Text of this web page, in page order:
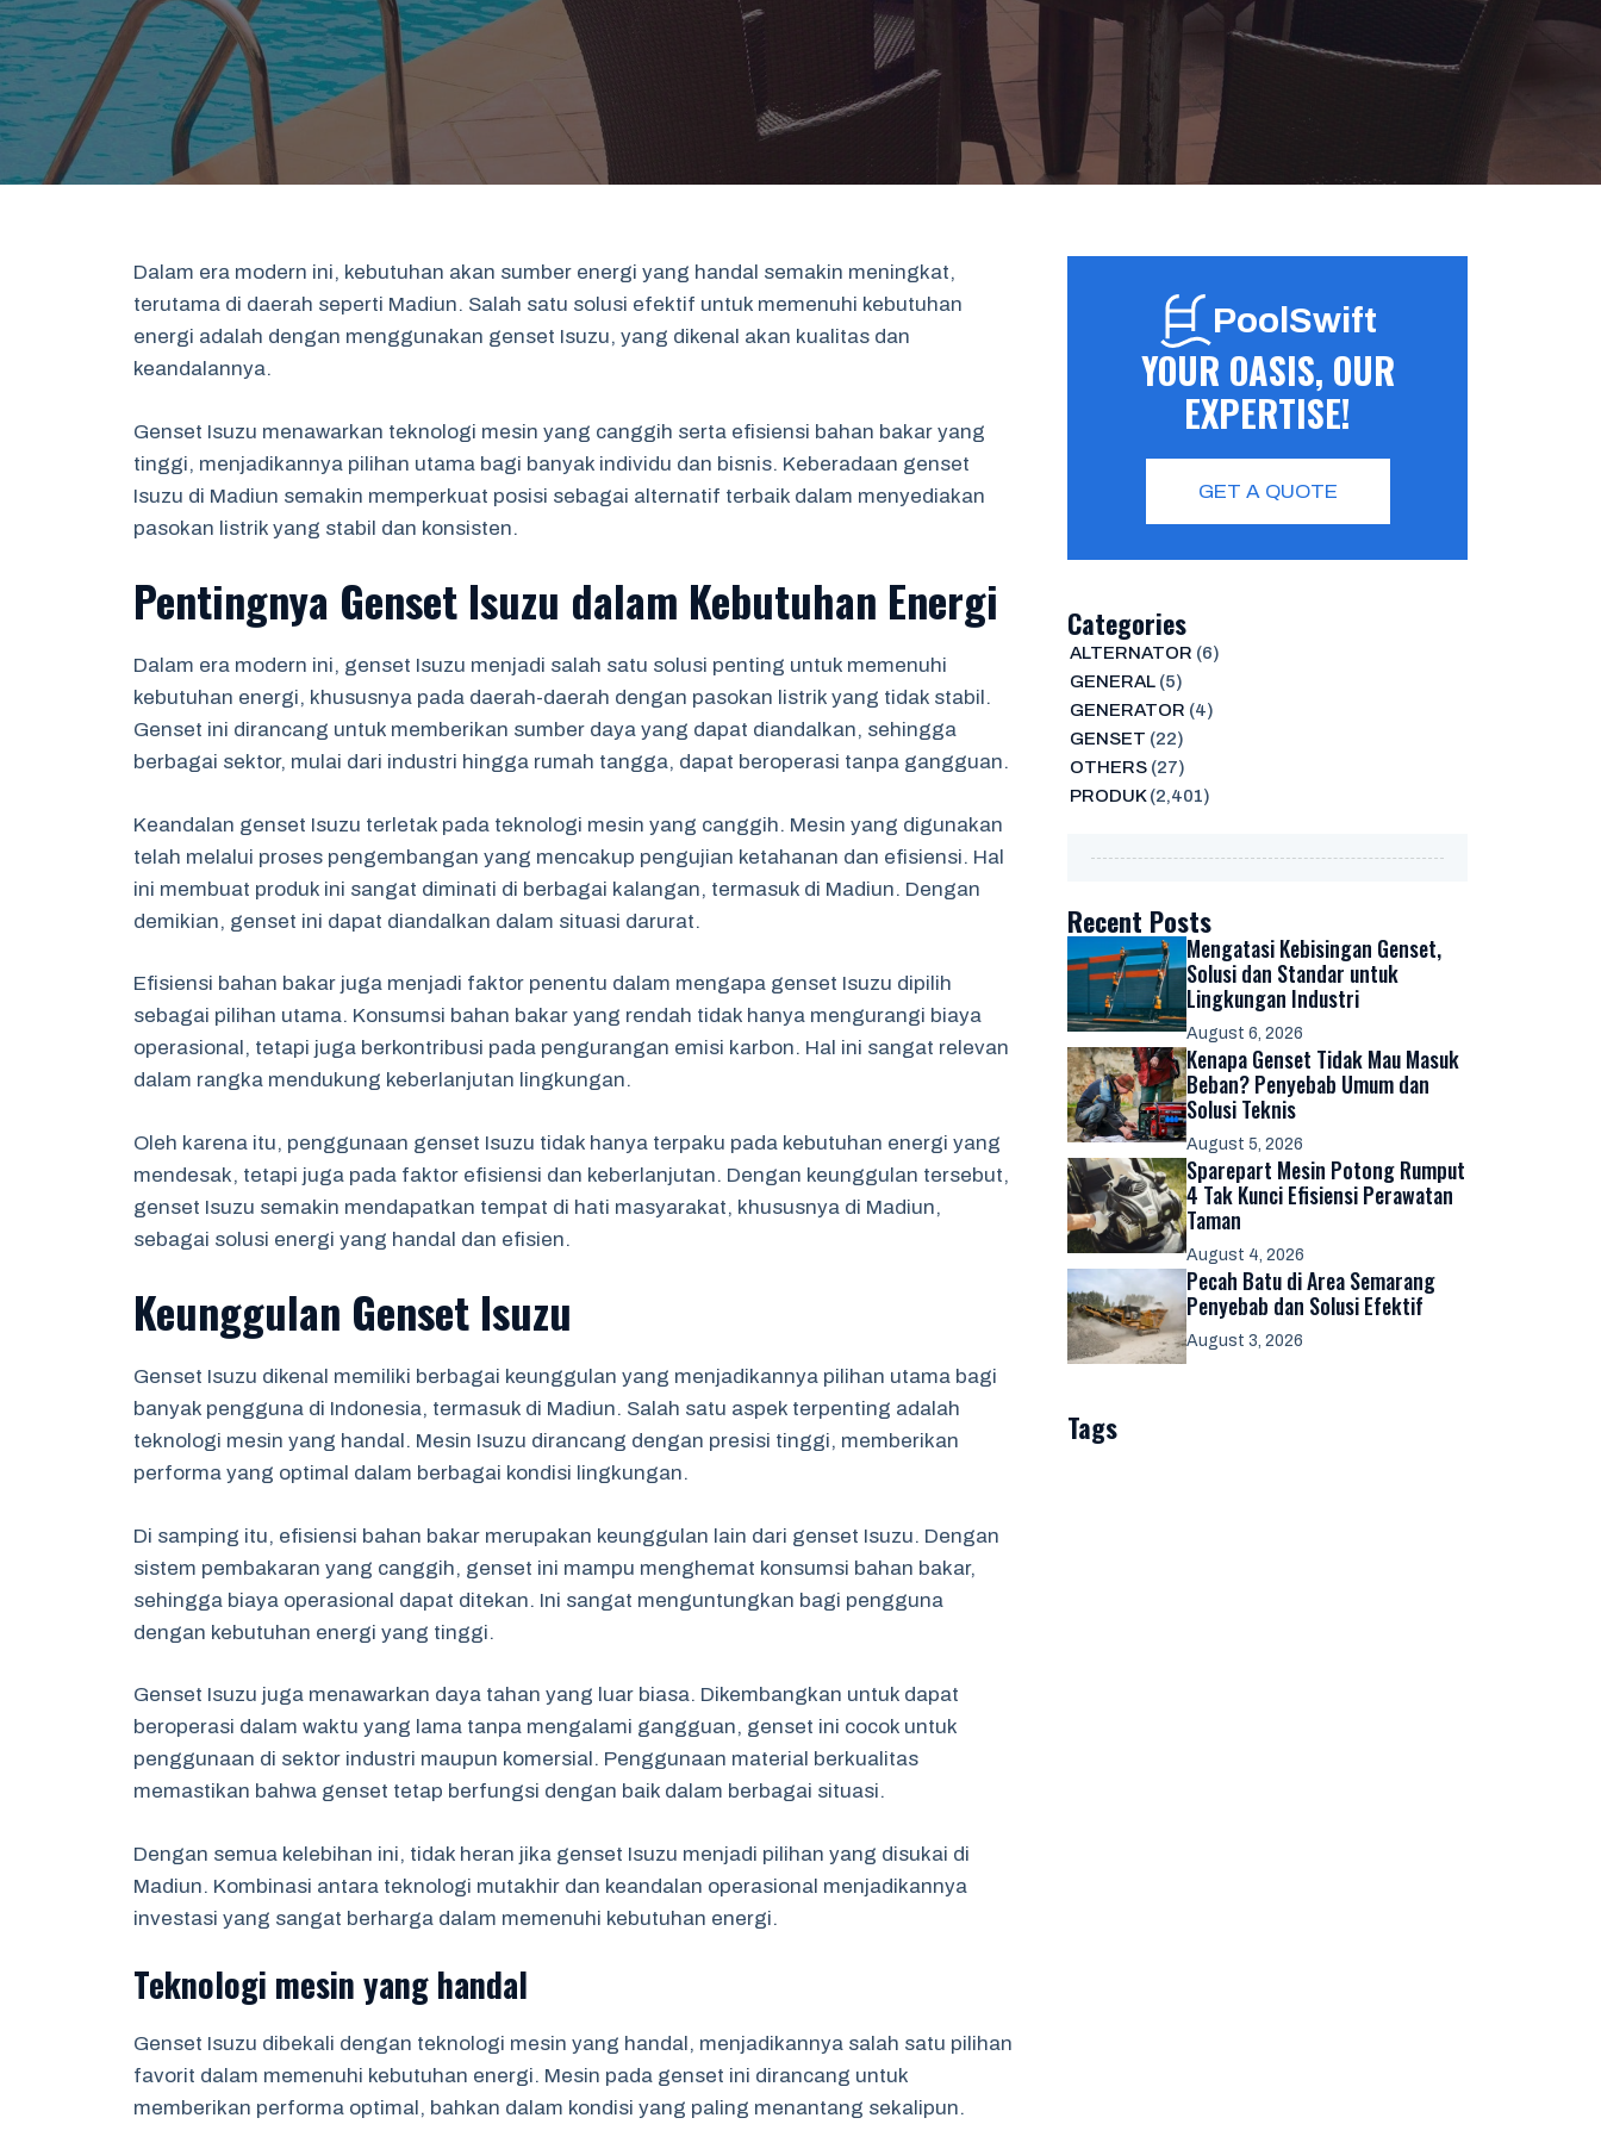
Dalam era modern ini, kebutuhan akan sumber energi yang handal semakin meningkat,
terutama di daerah seperti Madiun. Salah satu solusi efektif untuk memenuhi kebutuhan
energi adalah dengan menggunakan genset Isuzu, yang dikenal akan kualitas dan
keandalannya.
Genset Isuzu menawarkan teknologi mesin yang canggih serta efisiensi bahan bakar yang
tinggi, menjadikannya pilihan utama bagi banyak individu dan bisnis. Keberadaan genset
Isuzu di Madiun semakin memperkuat posisi sebagai alternatif terbaik dalam menyediakan
pasokan listrik yang stabil dan konsisten.
Pentingnya Genset Isuzu dalam Kebutuhan Energi
Dalam era modern ini, genset Isuzu menjadi salah satu solusi penting untuk memenuhi
kebutuhan energi, khususnya pada daerah-daerah dengan pasokan listrik yang tidak stabil.
Genset ini dirancang untuk memberikan sumber daya yang dapat diandalkan, sehingga
berbagai sektor, mulai dari industri hingga rumah tangga, dapat beroperasi tanpa gangguan.
Keandalan genset Isuzu terletak pada teknologi mesin yang canggih. Mesin yang digunakan
telah melalui proses pengembangan yang mencakup pengujian ketahanan dan efisiensi. Hal
ini membuat produk ini sangat diminati di berbagai kalangan, termasuk di Madiun. Dengan
demikian, genset ini dapat diandalkan dalam situasi darurat.
Efisiensi bahan bakar juga menjadi faktor penentu dalam mengapa genset Isuzu dipilih
sebagai pilihan utama. Konsumsi bahan bakar yang rendah tidak hanya mengurangi biaya
operasional, tetapi juga berkontribusi pada pengurangan emisi karbon. Hal ini sangat relevan
dalam rangka mendukung keberlanjutan lingkungan.
Oleh karena itu, penggunaan genset Isuzu tidak hanya terpaku pada kebutuhan energi yang
mendesak, tetapi juga pada faktor efisiensi dan keberlanjutan. Dengan keunggulan tersebut,
genset Isuzu semakin mendapatkan tempat di hati masyarakat, khususnya di Madiun,
sebagai solusi energi yang handal dan efisien.
Keunggulan Genset Isuzu
Genset Isuzu dikenal memiliki berbagai keunggulan yang menjadikannya pilihan utama bagi
banyak pengguna di Indonesia, termasuk di Madiun. Salah satu aspek terpenting adalah
teknologi mesin yang handal. Mesin Isuzu dirancang dengan presisi tinggi, memberikan
performa yang optimal dalam berbagai kondisi lingkungan.
Di samping itu, efisiensi bahan bakar merupakan keunggulan lain dari genset Isuzu. Dengan
sistem pembakaran yang canggih, genset ini mampu menghemat konsumsi bahan bakar,
sehingga biaya operasional dapat ditekan. Ini sangat menguntungkan bagi pengguna
dengan kebutuhan energi yang tinggi.
Genset Isuzu juga menawarkan daya tahan yang luar biasa. Dikembangkan untuk dapat
beroperasi dalam waktu yang lama tanpa mengalami gangguan, genset ini cocok untuk
penggunaan di sektor industri maupun komersial. Penggunaan material berkualitas
memastikan bahwa genset tetap berfungsi dengan baik dalam berbagai situasi.
Dengan semua kelebihan ini, tidak heran jika genset Isuzu menjadi pilihan yang disukai di
Madiun. Kombinasi antara teknologi mutakhir dan keandalan operasional menjadikannya
investasi yang sangat berharga dalam memenuhi kebutuhan energi.
Teknologi mesin yang handal
Genset Isuzu dibekali dengan teknologi mesin yang handal, menjadikannya salah satu pilihan
favorit dalam memenuhi kebutuhan energi. Mesin pada genset ini dirancang untuk
memberikan performa optimal, bahkan dalam kondisi yang paling menantang sekalipun.
PoolSwift
YOUR OASIS, OUR
EXPERTISE!
GET A QUOTE
Categories
ALTERNATOR (6)
GENERAL(5)
GENERATOR (4)
GENSET (22)
OTHERS(27)
PRODUK(2,401)
Recent Posts
Mengatasi Kebisingan Genset,
Solusi dan Standar untuk
Lingkungan Industri
August 6, 2026
Kenapa Genset Tidak Mau Masuk
Beban? Penyebab Umum dan
Solusi Teknis
August 5, 2026
Sparepart Mesin Potong Rumput
4 Tak Kunci Efisiensi Perawatan
Taman
August 4, 2026
Pecah Batu di Area Semarang
Penyebab dan Solusi Efektif
August 3, 2026
Tags